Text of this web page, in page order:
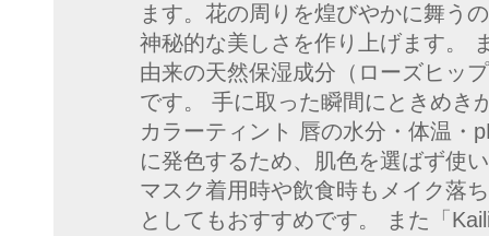
ます。花の周りを煌びやかに舞う
神秘的な美しさを作り上げます。
由来の天然保湿成分（ローズヒッ
です。 手に取った瞬間にときめき
カラーティント 唇の水分・体温・
に発色するため、肌色を選ばず使
マスク着用時や飲食時もメイク落
としてもおすすめです。 また「